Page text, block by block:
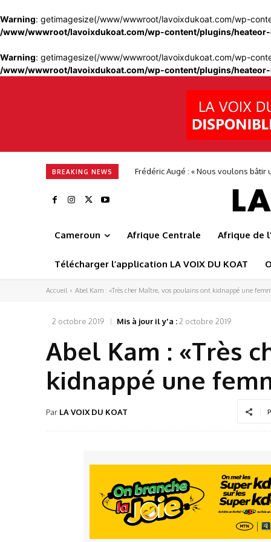
Warning: getimagesize(/www/wwwroot/lavoixdukoat.com/wp-
/www/wwwroot/lavoixdukoat.com/wp-content/plugins/
Warning: getimagesize(/www/wwwroot/lavoixdukoat.com/wp-
/www/wwwroot/lavoixdukoat.com/wp-content/plugins/
BREAKING NEWS Alimentation en eau potable :
Cameroun Afrique Centrale Afrique de
Télécharger l’application LA VOIX DU KOAT
Accueil Abel Kam : «Très cher Maître, vos poulains ont kidnappé une
2 octobre 2019 Mis à jour il y'a :2 octobre 2019
Abel Kam : «Très
kidnappé une
Par LA VOIX DU KOAT